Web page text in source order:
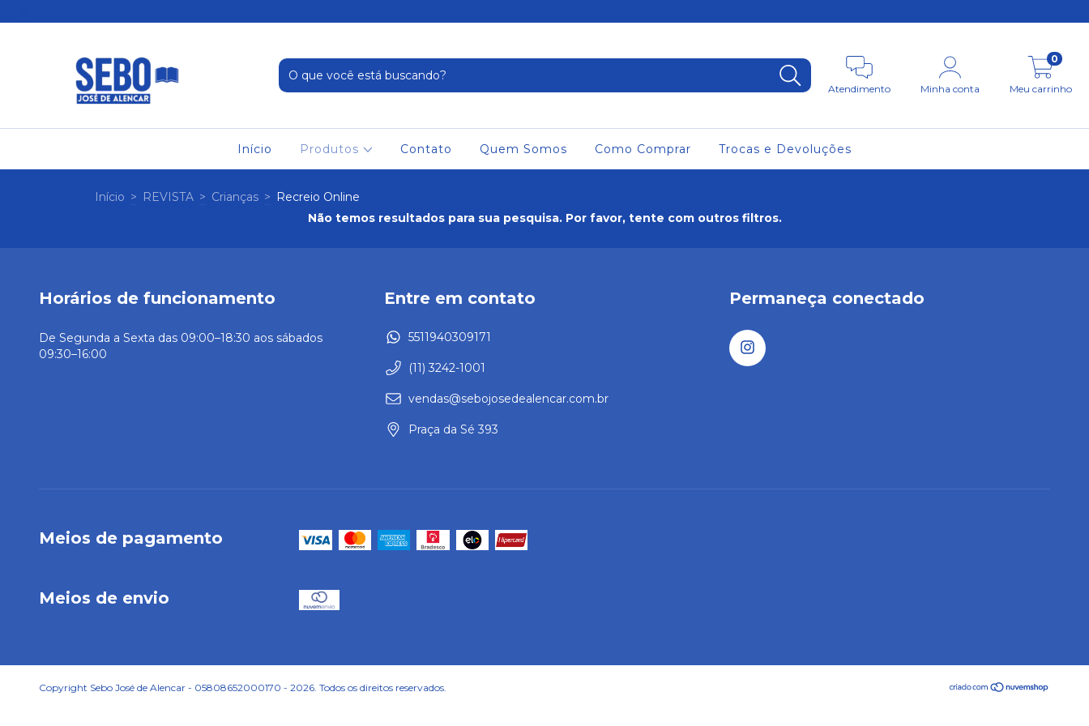
Atendimento Minha conta Meu carrinho
0
Início Produtos Contato Quem Somos Como Comprar Trocas e Devoluções
Início > REVISTA > Crianças > Recreio Online
Não temos resultados para sua pesquisa. Por favor, tente com outros filtros.
Horários de funcionamento
De Segunda a Sexta das 09:00–18:30 aos sábados
09:30–16:00
Entre em contato
5511940309171
(11) 3242-1001
vendas@sebojosedealencar.com.br
Praça da Sé 393
Permaneça conectado
Meios de pagamento
Meios de envio
Copyright Sebo José de Alencar - 05808652000170 - 2026. Todos os direitos reservados.